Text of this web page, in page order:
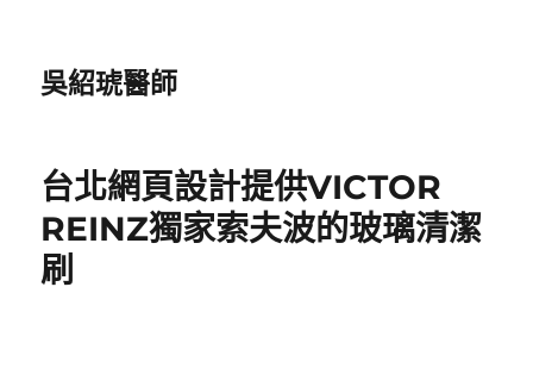
吳紹琥醫師
台北網頁設計提供VICTOR
REINZ獨家索夫波的玻璃清潔
刷